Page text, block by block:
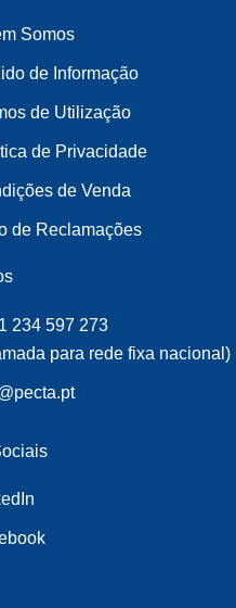
Somos
de Informação
de Utilização
de Privacidade
de Venda
de Reclamações
234 597 273
para rede fixa nacional)